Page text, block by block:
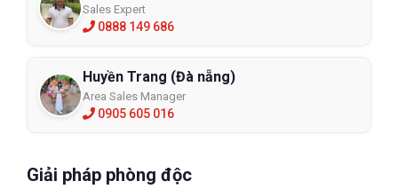
Sales Expert
0888 149 686
Huyền Trang (Đà nẵng)
Area Sales Manager
0905 605 016
Giải pháp phòng độc